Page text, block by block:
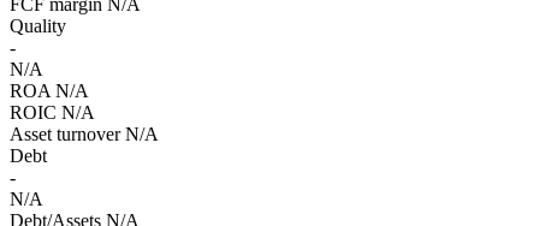
FCF margin N/A
Quality
-
N/A
ROA N/A
ROIC N/A
Asset turnover N/A
Debt
-
N/A
Debt/Assets N/A